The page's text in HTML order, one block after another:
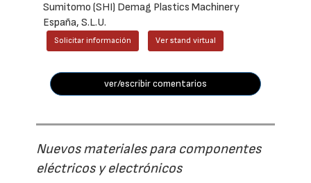
Sumitomo (SHI) Demag Plastics Machinery
España, S.L.U.
Solicitar información Ver stand virtual
ver/escribir comentarios
Nuevos materiales para componentes
eléctricos y electrónicos